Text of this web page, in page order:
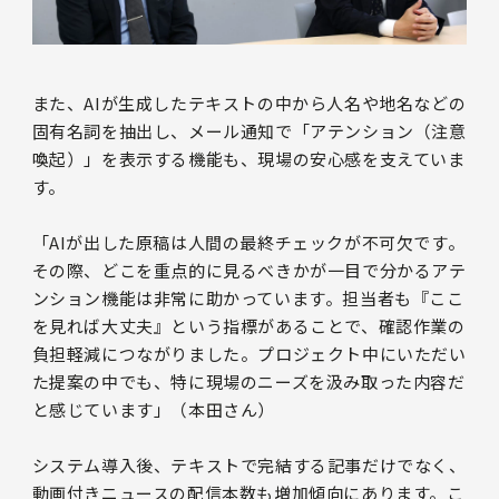
また、AIが生成したテキストの中から人名や地名などの
固有名詞を抽出し、メール通知で「アテンション（注意
喚起）」を表示する機能も、現場の安心感を支えていま
す。
「AIが出した原稿は人間の最終チェックが不可欠です。
その際、どこを重点的に見るべきかが一目で分かるアテ
ンション機能は非常に助かっています。担当者も『ここ
を見れば大丈夫』という指標があることで、確認作業の
負担軽減につながりました。プロジェクト中にいただい
た提案の中でも、特に現場のニーズを汲み取った内容だ
と感じています」（本田さん）
システム導入後、テキストで完結する記事だけでなく、
動画付きニュースの配信本数も増加傾向にあります。こ